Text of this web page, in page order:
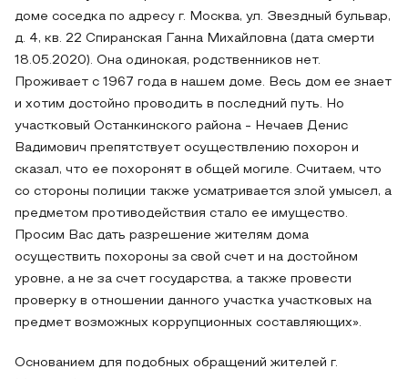
доме соседка по адресу г. Москва, ул. Звездный бульвар,
д. 4, кв. 22 Спиранская Ганна Михайловна (дата смерти
18.05.2020). Она одинокая, родственников нет.
Проживает с 1967 года в нашем доме. Весь дом ее знает
и хотим достойно проводить в последний путь. Но
участковый Останкинского района - Нечаев Денис
Вадимович препятствует осуществлению похорон и
сказал, что ее похоронят в общей могиле. Считаем, что
со стороны полиции также усматривается злой умысел, а
предметом противодействия стало ее имущество.
Просим Вас дать разрешение жителям дома
осуществить похороны за свой счет и на достойном
уровне, а не за счет государства, а также провести
проверку в отношении данного участка участковых на
предмет возможных коррупционных составляющих».
Основанием для подобных обращений жителей г.